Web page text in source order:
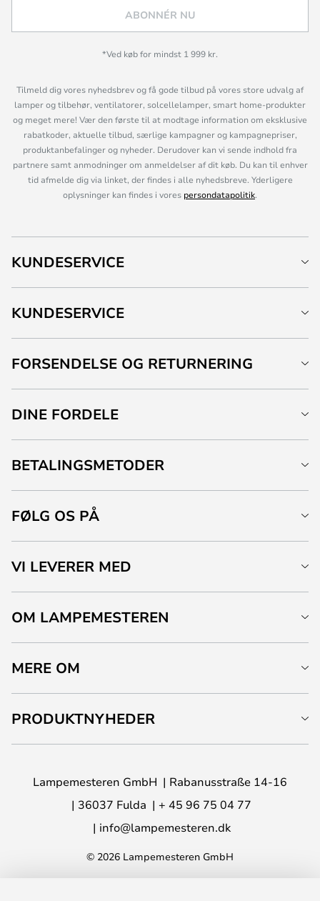
ABONNÉR NU
*Ved køb for mindst 1 999 kr.
Tilmeld dig vores nyhedsbrev og få gode tilbud på vores store udvalg af
lamper og tilbehør, ventilatorer, solcellelamper, smart home-produkter
og meget mere! Vær den første til at modtage information om eksklusive
rabatkoder, aktuelle tilbud, særlige kampagner og kampagnepriser,
produktanbefalinger og nyheder. Derudover kan vi sende indhold fra
partnere samt anmodninger om anmeldelser af dit køb. Du kan til enhver
tid afmelde dig via linket, der findes i alle nyhedsbreve. Yderligere
oplysninger kan findes i vores persondatapolitik.
KUNDESERVICE
KUNDESERVICE
FORSENDELSE OG RETURNERING
DINE FORDELE
BETALINGSMETODER
FØLG OS PÅ
VI LEVERER MED
OM LAMPEMESTEREN
MERE OM
PRODUKTNYHEDER
Lampemesteren GmbH
Rabanusstraße 14-16
36037 Fulda
+ 45 96 75 04 77
info@lampemesteren.dk
© 2026 Lampemesteren GmbH